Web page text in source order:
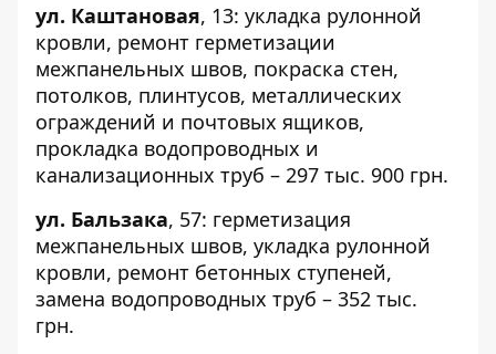
ул. Каштановая, 13: укладка рулонной
кровли, ремонт герметизации
межпанельных швов, покраска стен,
потолков, плинтусов, металлических
ограждений и почтовых ящиков,
прокладка водопроводных и
канализационных труб – 297 тыс. 900 грн.
ул. Бальзака, 57: герметизация
межпанельных швов, укладка рулонной
кровли, ремонт бетонных ступеней,
замена водопроводных труб – 352 тыс.
грн.